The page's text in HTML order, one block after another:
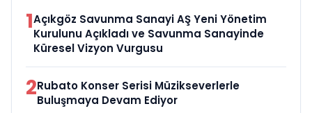
1Açıkgöz Savunma Sanayi AŞ Yeni Yönetim
Kurulunu Açıkladı ve Savunma Sanayinde
Küresel Vizyon Vurgusu
2Rubato Konser Serisi Müzikseverlerle
Buluşmaya Devam Ediyor